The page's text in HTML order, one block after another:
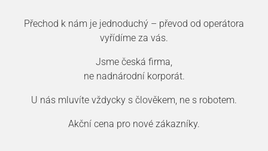
Přechod k nám je jednoduchý – převod od operátora
vyřídíme za vás.
Jsme česká firma,
ne nadnárodní korporát.
U nás mluvíte vždycky s člověkem, ne s robotem.
Akční cena pro nové zákazníky.